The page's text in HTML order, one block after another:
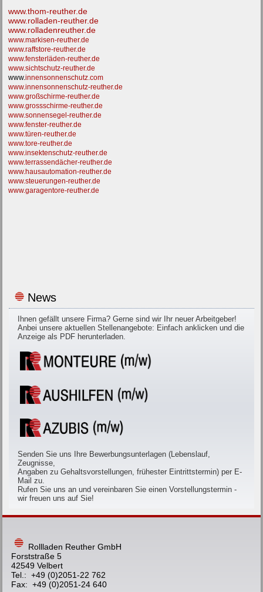
www.thom-reuther.de
www.rolladen-reuther.de
www.rolladenreuther.de
www.markisen-reuther.de
www.raffstore-reuther.de
www.fensterläden-reuther.de
www.sichtschutz-reuther.de
www.innensonnenschutz.com
www.innensonnenschutz-reuther.de
www.großschirme-reuther.de
www.grossschirme-reuther.de
www.sonnensegel-reuther.de
www.fenster-reuther.de
www.türen-reuther.de
www.tore-reuther.de
www.insektenschutz-reuther.de
www.terrassendächer-reuther.de
www.hausautomation-reuther.de
www.steuerungen-reuther.de
www.garagentore-reuther.de
News
Ihnen gefällt unsere Firma? Gerne sind wir Ihr neuer Arbeitgeber!
Anbei unsere aktuellen Stellenangebote: Einfach anklicken und die
Anzeige als PDF herunterladen.
Senden Sie uns Ihre Bewerbungsunterlagen (Lebenslauf,
Zeugnisse,
Angaben zu Gehaltsvorstellungen, frühester Eintrittstermin) per E-
Mail zu.
Rufen Sie uns an und vereinbaren Sie einen Vorstellungstermin -
wir freuen uns auf Sie!
Rollladen Reuther GmbH
Forststraße 5
42549 Velbert
Tel.: +49 (0)2051-22 762
Fax: +49 (0)2051-24 640